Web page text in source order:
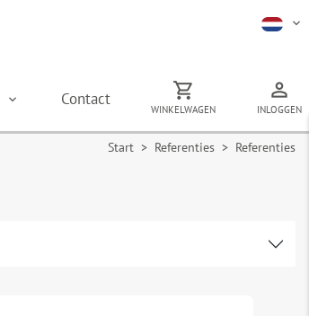
Contact
WINKELWAGEN INLOGGEN
Start > Referenties > Referenties